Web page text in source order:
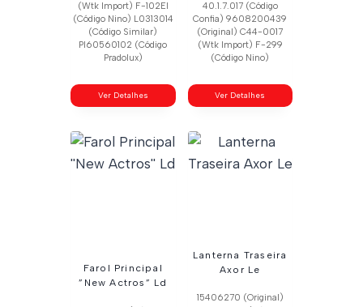
(Wtk Import) F-102El
(Código Nino) L0313014
(Código Similar)
Pl60560102 (Código
Pradolux)
Ver Detalhes
40.1.7.017 (Código
Confia) 9608200439
(Original) C44-0017
(Wtk Import) F-299
(Código Nino)
Ver Detalhes
Farol Principal
”New Actros” Ld
Lanterna Traseira
Axor Le
15406270 (Original)